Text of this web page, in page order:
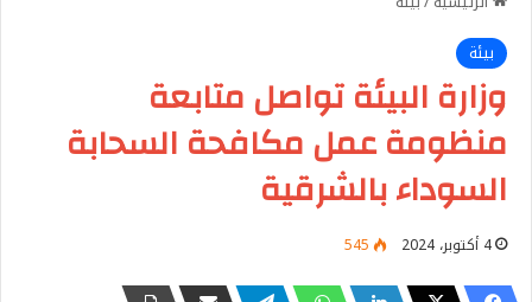
بيئة
وزارة البيئة تواصل متابعة
منظومة عمل مكافحة السحابة
السوداء بالشرقية
4 أكتوبر، 2024 545